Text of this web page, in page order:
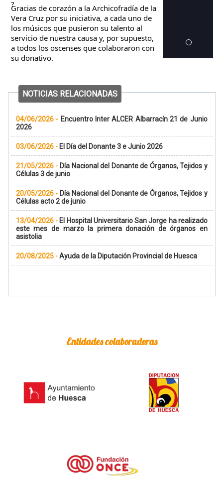
Gracias de corazón a la Archicofradía de la
Vera Cruz por su iniciativa, a cada uno de
los músicos que pusieron su talento al
servicio de nuestra causa y, por supuesto,
a todos los oscenses que colaboraron con
su donativo.
NOTICIAS RELACIONADAS
04/06/2026 - Encuentro Inter ALCER Albarracín 21 de Junio
2026
03/06/2026 - El Día del Donante 3 e Junio 2026
21/05/2026 - Día Nacional del Donante de Órganos, Tejidos y
Células 3 de junio
20/05/2026 - Día Nacional del Donante de Órganos, Tejidos y
Células acto 2 de junio
13/04/2026 - El Hospital Universitario San Jorge ha realizado
este mes de marzo la primera donación de órganos en
asistolia
20/08/2025 -Ayuda de la Diputación Provincial de Huesca
Entidades colaboradoras